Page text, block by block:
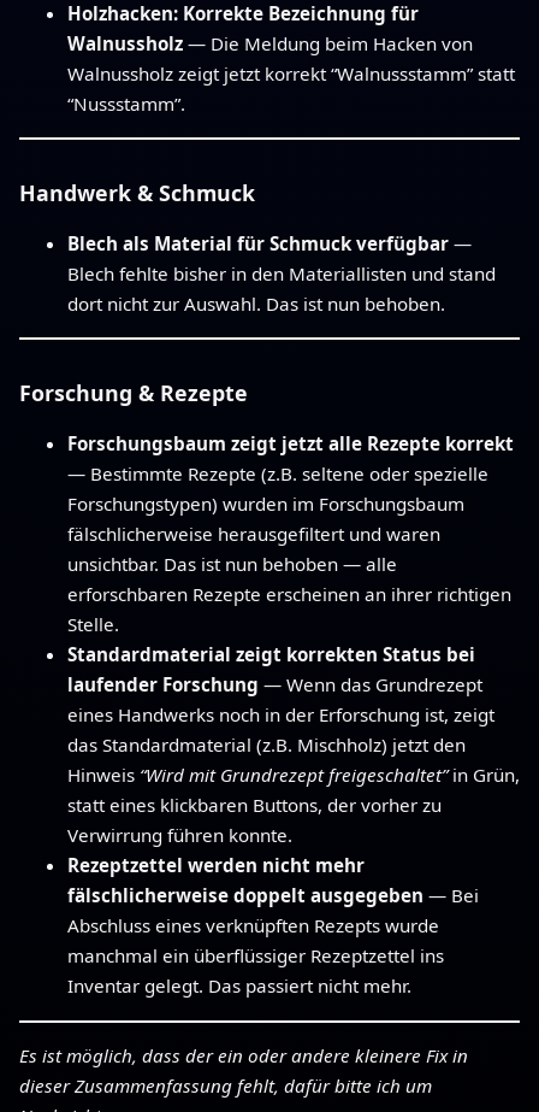
Holzhacken: Korrekte Bezeichnung für
Walnussholz — Die Meldung beim Hacken von
Walnussholz zeigt jetzt korrekt “Walnussstamm” statt
“Nussstamm”.
Handwerk & Schmuck
Blech als Material für Schmuck verfügbar —
Blech fehlte bisher in den Materiallisten und stand
dort nicht zur Auswahl. Das ist nun behoben.
Forschung & Rezepte
Forschungsbaum zeigt jetzt alle Rezepte korrekt
— Bestimmte Rezepte (z.B. seltene oder spezielle
Forschungstypen) wurden im Forschungsbaum
fälschlicherweise herausgefiltert und waren
unsichtbar. Das ist nun behoben — alle
erforschbaren Rezepte erscheinen an ihrer richtigen
Stelle.
Standardmaterial zeigt korrekten Status bei
laufender Forschung — Wenn das Grundrezept
eines Handwerks noch in der Erforschung ist, zeigt
das Standardmaterial (z.B. Mischholz) jetzt den
Hinweis “Wird mit Grundrezept freigeschaltet”in Grün,
statt eines klickbaren Buttons, der vorher zu
Verwirrung führen konnte.
Rezeptzettel werden nicht mehr
fälschlicherweise doppelt ausgegeben — Bei
Abschluss eines verknüpften Rezepts wurde
manchmal ein überflüssiger Rezeptzettel ins
Inventar gelegt. Das passiert nicht mehr.
Es ist möglich, dass der ein oder andere kleinere Fix in
dieser Zusammenfassung fehlt, dafür bitte ich um